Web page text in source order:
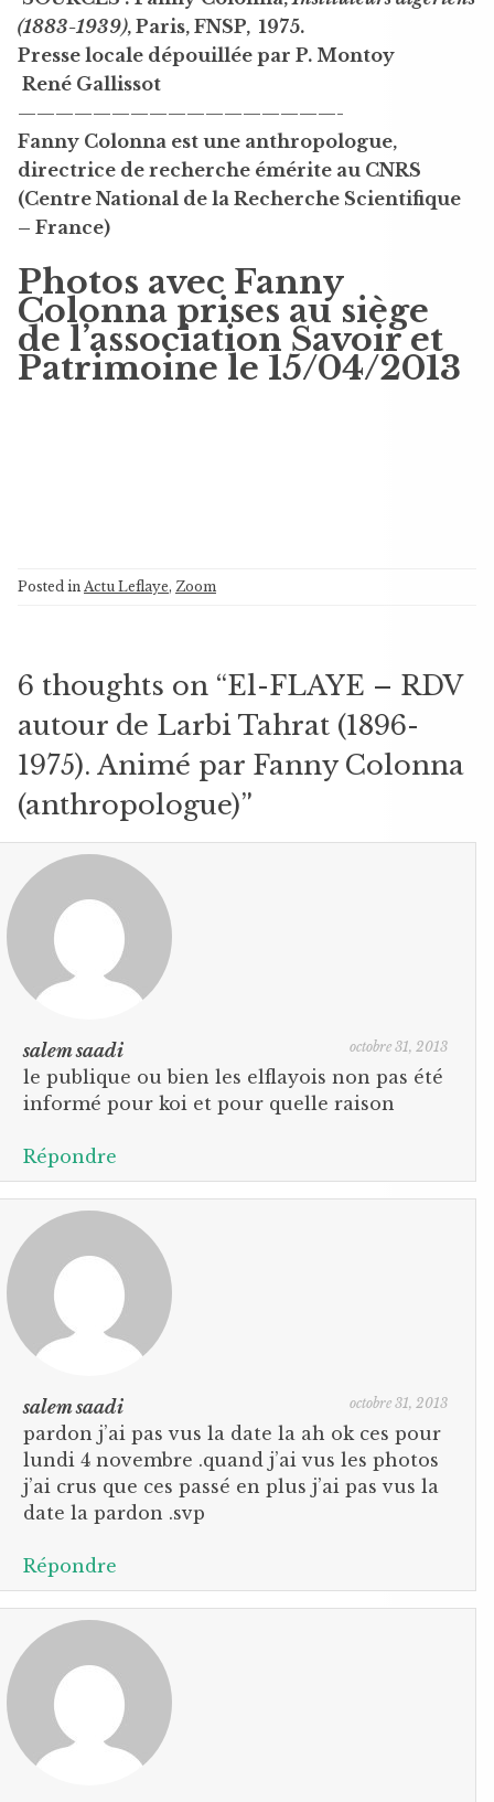
(1883-1939), Paris, FNSP, 1975.
Presse locale dépouillée par P. Montoy
René Gallissot
—————————————————-
Fanny Colonna est une anthropologue,
directrice de recherche émérite au CNRS
(Centre National de la Recherche Scientifique
– France)
Photos avec Fanny
Colonna prises au siège
de l’association Savoir et
Patrimoine le 15/04/2013
Posted in Actu Leflaye, Zoom
6 thoughts on “El-FLAYE – RDV
autour de Larbi Tahrat (1896-
1975). Animé par Fanny Colonna
(anthropologue)”
salem saadi octobre 31, 2013
le publique ou bien les elflayois non pas été
informé pour koi et pour quelle raison
Répondre
salem saadi octobre 31, 2013
pardon j’ai pas vus la date la ah ok ces pour
lundi 4 novembre .quand j’ai vus les photos
j’ai crus que ces passé en plus j’ai pas vus la
date la pardon .svp
Répondre